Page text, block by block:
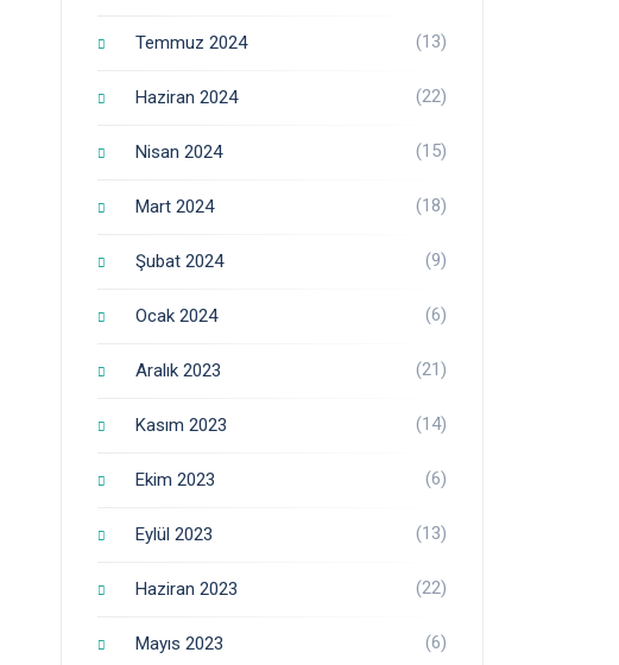
Temmuz 2024 (13)
Haziran 2024 (22)
Nisan 2024 (15)
Mart 2024 (18)
Şubat 2024 (9)
Ocak 2024 (6)
Aralık 2023 (21)
Kasım 2023 (14)
Ekim 2023 (6)
Eylül 2023 (13)
Haziran 2023 (22)
Mayıs 2023 (6)